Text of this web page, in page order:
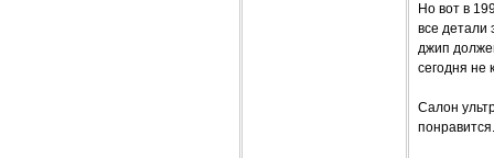
Но вот в
все детали
джип
сегодня не
Салон
понравится.